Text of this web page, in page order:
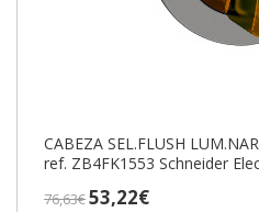
CABEZA SEL.FLUSH
ref. ZB4FK1553 Schneider
76,63€53,22€